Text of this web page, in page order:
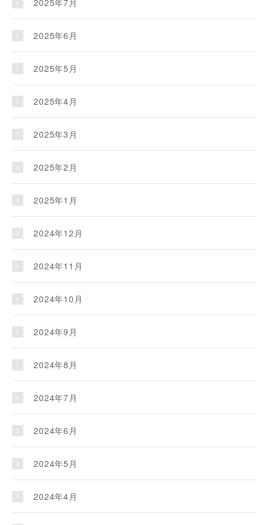
2025年6月
2025年5月
2025年4月
2025年3月
2025年2月
2025年1月
2024年12月
2024年11月
2024年10月
2024年9月
2024年8月
2024年7月
2024年6月
2024年5月
2024年4月